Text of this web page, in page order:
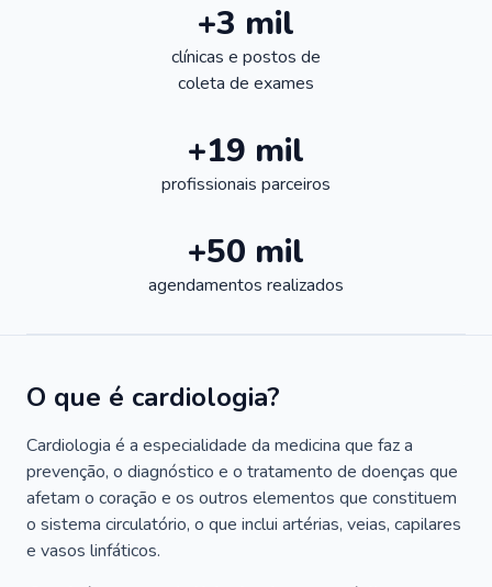
+3 mil
clínicas e postos de
coleta de exames
+19 mil
profissionais parceiros
+50 mil
agendamentos realizados
O que é cardiologia?
Cardiologia é a especialidade da medicina que faz a
prevenção, o diagnóstico e o tratamento de doenças que
afetam o coração e os outros elementos que constituem
o sistema circulatório, o que inclui artérias, veias, capilares
e vasos linfáticos.